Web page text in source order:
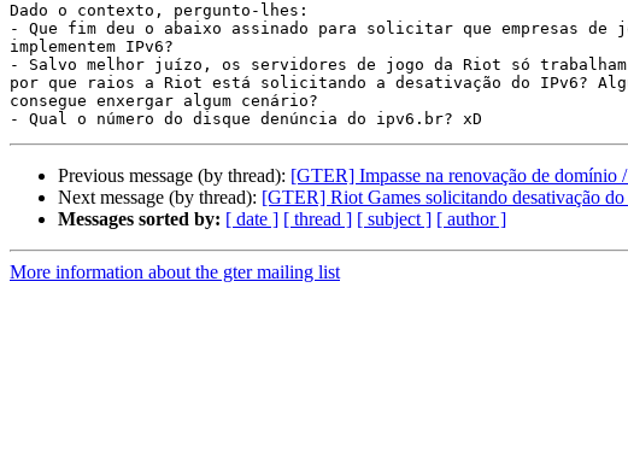
Dado o contexto, pergunto-lhes:
- Que fim deu o abaixo assinado para solicitar que empresas de
implementem IPv6?
- Salvo melhor juízo, os servidores de jogo da Riot só trabalham
por que raios a Riot está solicitando a desativação do IPv6?
consegue enxergar algum cenário?
Previous message (by thread): [GTER] Impasse na renovação de domínio
Next message (by thread): [GTER] Riot Games solicitando desativação
Messages sorted by: [ date ] [ thread ] [ subject ] [ author ]
More information about the gter mailing list